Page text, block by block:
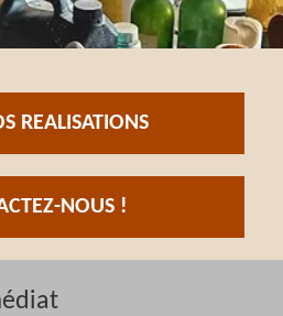
REALISATIONS
NOUS !